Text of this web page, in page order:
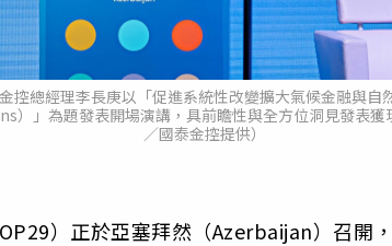
控總經理李長庚以「促進系統性改變擴大氣候金融與
」為題發表開場演講，具前瞻性與全方位洞見發表獲
／國泰金控提供）
）正於亞塞拜然（Azerbaijan‎）召開